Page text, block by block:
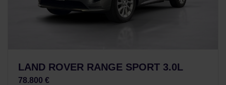
LAND ROVER RANGE SPORT 3.0L
78.800 €